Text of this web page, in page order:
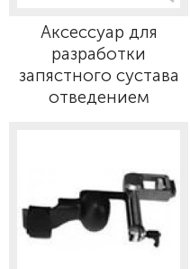
Аксессуар для
разработки
запястного сустава
отведением